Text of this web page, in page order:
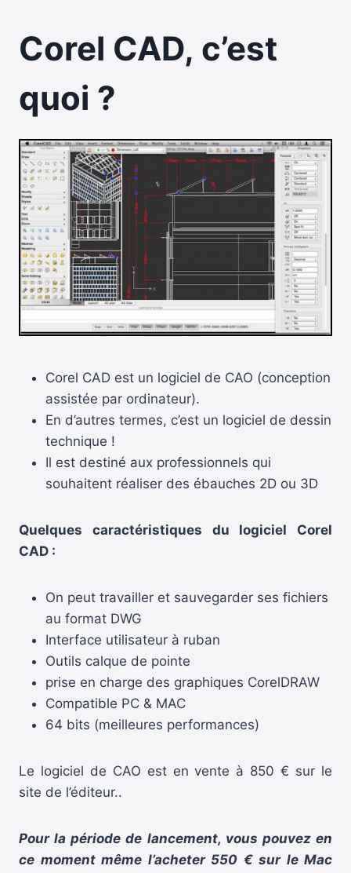
Corel CAD, c’est
quoi ?
Corel CAD est un logiciel de CAO (conception
assistée par ordinateur).
En d’autres termes, c’est un logiciel de dessin
technique !
Il est destiné aux professionnels qui
souhaitent réaliser des ébauches 2D ou 3D
Quelques caractéristiques du logiciel Corel
CAD :
On peut travailler et sauvegarder ses fichiers
au format DWG
Interface utilisateur à ruban
Outils calque de pointe
prise en charge des graphiques CorelDRAW
Compatible PC & MAC
64 bits (meilleures performances)
Le logiciel de CAO est en vente à 850 € sur le
site de l’éditeur..
Pour la période de lancement, vous pouvez en
ce moment même l’acheter 550 € sur le Mac